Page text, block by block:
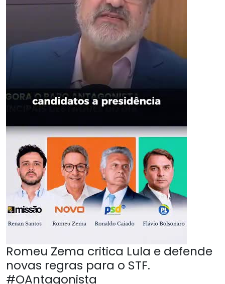
Romeu Zema critica Lula e defende
novas regras para o STF.
#OAntagonista